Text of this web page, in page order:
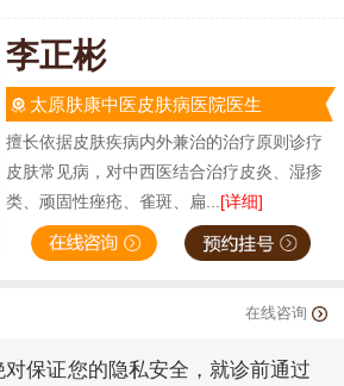
李正彬
太原肤康中医皮肤病医院医生
擅长依据皮肤疾病内外兼治的治疗原则诊疗
皮肤常见病，对中西医结合治疗皮炎、湿疹
类、顽固性痤疮、雀斑、扁...[详细]
在线咨询
保证您的隐私安全，就诊前通过